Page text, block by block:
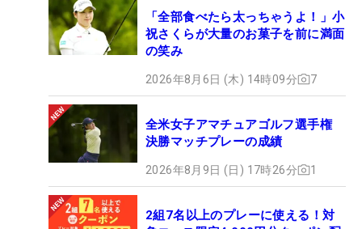
「全部食べたら太っちゃうよ！」小
祝さくらが大量のお菓子を前に満面
の笑み
2026年8月6日 (木) 14時09分 7
全米女子アマチュアゴルフ選手権
決勝マッチプレーの成績
2026年8月9日 (日) 17時26分 1
2組7名以上のプレーに使える！対